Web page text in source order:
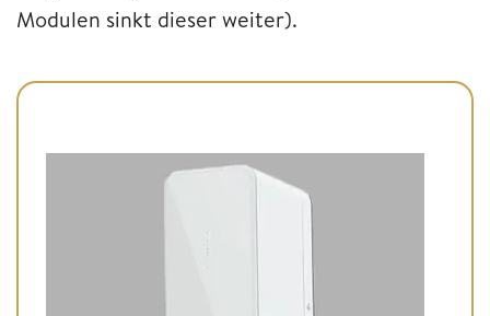
Modulen sinkt dieser weiter).